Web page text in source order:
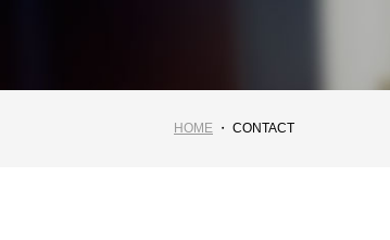
HOME ・ CONTACT